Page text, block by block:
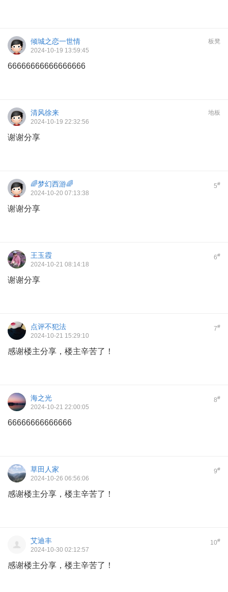
板凳
倾城之恋一世情
2024-10-19 13:59:45
66666666666666666
地板
清风徐来
2024-10-19 22:32:56
谢谢分享
5#
🌈梦幻西游🌈
2024-10-20 07:13:38
谢谢分享
6#
王玉霞
2024-10-21 08:14:18
谢谢分享
7#
点评不犯法
2024-10-21 15:29:10
感谢楼主分享，楼主辛苦了！
8#
海之光
2024-10-21 22:00:05
66666666666666
9#
草田人家
2024-10-26 06:56:06
感谢楼主分享，楼主辛苦了！
10#
艾迪丰
2024-10-30 02:12:57
感谢楼主分享，楼主辛苦了！